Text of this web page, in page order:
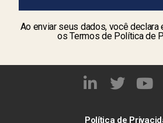
Ao enviar seus dados, você declara
os Termos de Política de
Política de